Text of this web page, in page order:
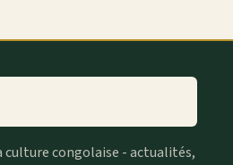
culture congolaise - actualités,